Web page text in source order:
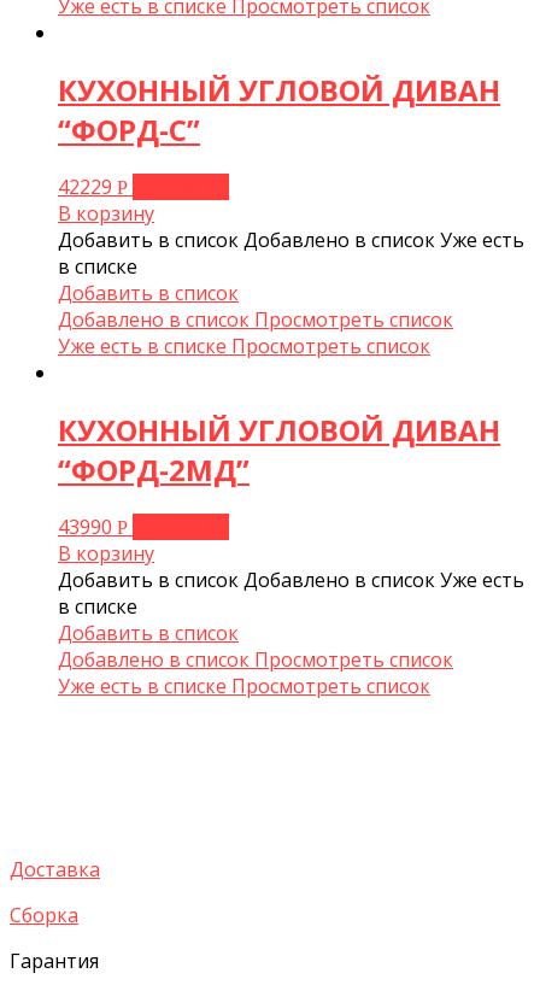
Уже есть в списке Просмотреть список
КУХОННЫЙ УГЛОВОЙ ДИВАН
“ФОРД-С”
42229 Р
В корзину
Добавить в списокДобавлено в списокУже есть
в списке
Добавить в список
Добавлено в список Просмотреть список
Уже есть в списке Просмотреть список
КУХОННЫЙ УГЛОВОЙ ДИВАН
“ФОРД-2МД”
43990 Р
В корзину
Добавить в списокДобавлено в списокУже есть
в списке
Добавить в список
Добавлено в список Просмотреть список
Уже есть в списке Просмотреть список
Доставка
Сборка
Гарантия